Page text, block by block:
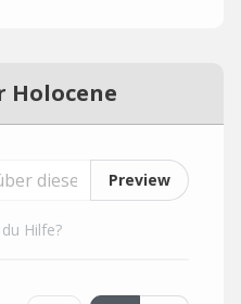
Holocene
Preview
Hilfe?